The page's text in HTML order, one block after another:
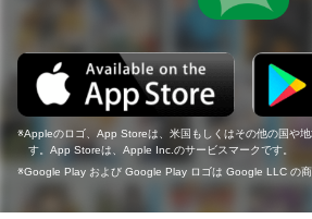
Appleのロゴ、App Storeは、米国もしくはその他の国や
す。App Storeは、Apple Inc.のサービスマークです。
Google Play および Google Play ロゴは Google LLC の商